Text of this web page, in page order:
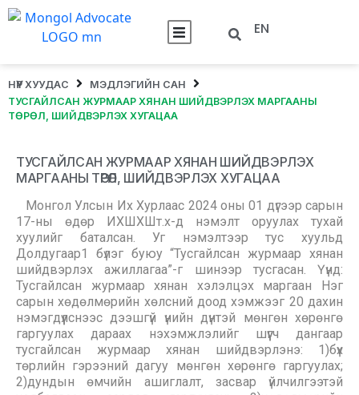
EN
НҮҮР ХУУДАС
МЭДЛЭГИЙН САН
ТУСГАЙЛСАН ЖУРМААР ХЯНАН ШИЙДВЭРЛЭХ МАРГААНЫ
ТӨРӨЛ, ШИЙДВЭРЛЭХ ХУГАЦАА
ТУСГАЙЛСАН ЖУРМААР ХЯНАН ШИЙДВЭРЛЭХ
МАРГААНЫ ТӨРӨЛ, ШИЙДВЭРЛЭХ ХУГАЦАА
Монгол Улсын Их Хурлаас 2024 оны 01 дүгээр сарын
17-ны өдөр ИХШХШт.х-д нэмэлт оруулах тухай
хуулийг баталсан. Уг нэмэлтээр тус хуульд
Долдугаар1 бүлэг буюу “Тусгайлсан журмаар хянан
шийдвэрлэх ажиллагаа”-г шинээр тусгасан. Үүнд:
Тусгайлсан журмаар хянан хэлэлцэх маргаан Нэг
сарын хөдөлмөрийн хөлсний доод хэмжээг 20 дахин
нэмэгдүүлснээс дээшгүй үнийн дүнтэй мөнгөн хөрөнгө
гаргуулах дараах нэхэмжлэлийг шүүгч дангаар
тусгайлсан журмаар хянан шийдвэрлэнэ: 1)бүх
төрлийн гэрээний дагуу мөнгөн хөрөнгө гаргуулах;
2)дундын өмчийн ашиглалт, засвар үйлчилгээтэй